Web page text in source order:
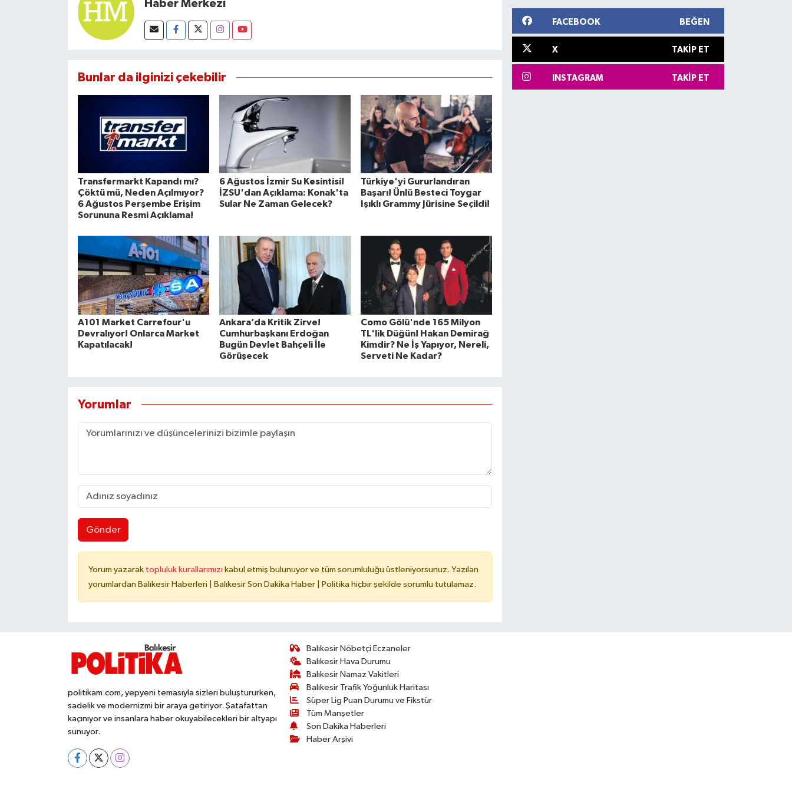
Haber Merkezi
Bunlar da ilginizi çekebilir
Transfermarkt Kapandı mı?
Çöktü mü, Neden Açılmıyor?
6 Ağustos Perşembe Erişim
Sorununa Resmi Açıklama!
6 Ağustos İzmir Su Kesintisi!
İZSU'dan Açıklama: Konak'ta
Sular Ne Zaman Gelecek?
Türkiye'yi Gururlandıran
Başarı! Ünlü Besteci Toygar
Işıklı Grammy Jürisine Seçildi!
A101 Market Carrefour'u
Devralıyor! Onlarca Market
Kapatılacak!
Ankara’da Kritik Zirve!
Cumhurbaşkanı Erdoğan
Bugün Devlet Bahçeli İle
Görüşecek
Como Gölü'nde 165 Milyon
TL'lik Düğün! Hakan Demirağ
Kimdir? Ne İş Yapıyor, Nereli,
Serveti Ne Kadar?
Yorumlar
Gönder
Yorum yazarak topluluk kurallarımızı kabul etmiş bulunuyor ve tüm sorumluluğu üstleniyorsunuz. Yazılan
yorumlardan Balıkesir Haberleri | Balıkesir Son Dakika Haber | Politika hiçbir şekilde sorumlu tutulamaz.
FACEBOOK BEĞEN
X TAKIP ET
INSTAGRAM TAKIP ET
politikam.com, yepyeni temasıyla sizleri buluştururken,
sadelik ve modernizmi bir araya getiriyor. Şatafattan
kaçınıyor ve insanlara haber okuyabilecekleri bir altyapı
sunuyor.
Balıkesir Nöbetçi Eczaneler
Balıkesir Hava Durumu
Balıkesir Namaz Vakitleri
Balıkesir Trafik Yoğunluk Haritası
Süper Lig Puan Durumu ve Fikstür
Tüm Manşetler
Son Dakika Haberleri
Haber Arşivi